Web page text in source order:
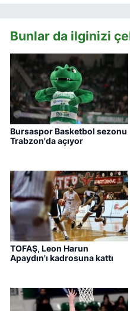
Bunlar da ilginizi
Bursaspor Basketbol sezonu
Trabzon'da açıyor
TOFAŞ, Leon Harun
Apaydın'ı kadrosuna kattı